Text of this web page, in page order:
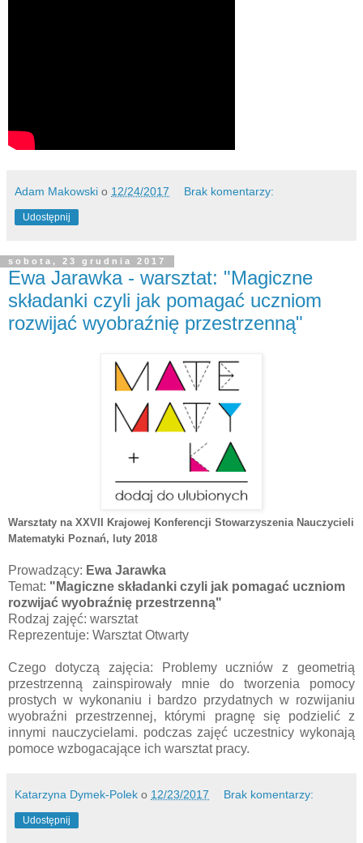
Adam Makowski o 12/24/2017 Brak komentarzy:
Udostępnij
sobota, 23 grudnia 2017
Ewa Jarawka - warsztat: "Magiczne
składanki czyli jak pomagać uczniom
rozwijać wyobraźnię przestrzenną"
Warsztaty na XXVII Krajowej Konferencji Stowarzyszenia Nauczycieli
Matematyki Poznań, luty 2018
Prowadzący: Ewa Jarawka
Temat: "Magiczne składanki czyli jak pomagać uczniom
rozwijać wyobraźnię przestrzenną"
Rodzaj zajęć: warsztat
Reprezentuje: Warsztat Otwarty
Czego dotyczą zajęcia: Problemy uczniów z geometrią
przestrzenną zainspirowały mnie do tworzenia pomocy
prostych w wykonaniu i bardzo przydatnych w rozwijaniu
wyobraźni przestrzennej, którymi pragnę się podzielić z
innymi nauczycielami. podczas zajęć uczestnicy wykonają
pomoce wzbogacające ich warsztat pracy.
Katarzyna Dymek-Polek o 12/23/2017 Brak komentarzy:
Udostępnij